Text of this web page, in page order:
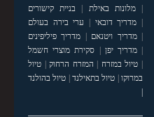
|מלונות באילת | בניית קישורים
| מדריך דובאי | ערי בירה בעולם
|מדריך ויטנאם | מדריך פיליפינים
|מדריך יפן | סקירת מוצרי חשמל
| טיול במזרח | המזרח הרחוק| טיול
במרוקו| טיול בתאילנד| טיול בהולנד
|